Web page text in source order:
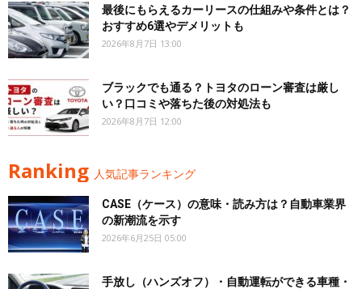
最後にもらえるカーリースの仕組みや条件とは？
おすすめ6選やデメリットも
2026年8月7日 13:00
ブラックでも通る？トヨタのローン審査は厳し
い？口コミや落ちた後の対処法も
2026年8月7日 12:00
Ranking 人気記事ランキング
CASE（ケース）の意味・読み方は？自動車業界
の新潮流を示す
2026年6月25日 05:00
手放し（ハンズオフ）・自動運転ができる車種・